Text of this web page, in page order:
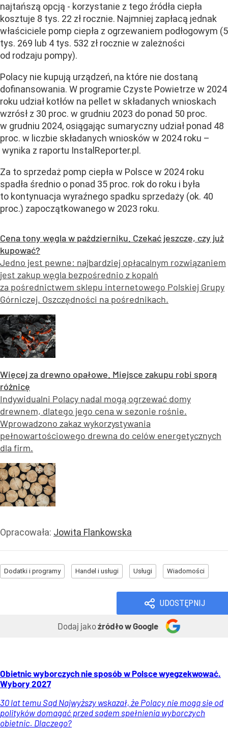
najtańszą opcją - korzystanie z tego źródła ciepła
kosztuje 8 tys. 22 zł rocznie. Najmniej zapłacą jednak
właściciele pomp ciepła z ogrzewaniem podłogowym (5
tys. 269 lub 4 tys. 532 zł rocznie w zależności
od rodzaju pompy).
Polacy nie kupują urządzeń, na które nie dostaną
dofinansowania. W programie Czyste Powietrze w 2024
roku udział kotłów na pellet w składanych wnioskach
wzrósł z 30 proc. w grudniu 2023 do ponad 50 proc.
w grudniu 2024, osiągając sumaryczny udział ponad 48
proc. w liczbie składanych wniosków w 2024 roku –
wynika z raportu InstalReporter.pl.
Za to sprzedaż pomp ciepła w Polsce w 2024 roku
spadła średnio o ponad 35 proc. rok do roku i była
to kontynuacja wyraźnego spadku sprzedaży (ok. 40
proc.) zapoczątkowanego w 2023 roku.
Cena tony węgla w październiku. Czekać jeszcze, czy już
kupować?
Jedno jest pewne: najbardziej opłacalnym rozwiązaniem
jest zakup węgla bezpośrednio z kopalń
za pośrednictwem sklepu internetowego Polskiej Grupy
Górniczej. Oszczędności na pośrednikach.
Więcej za drewno opałowe. Miejsce zakupu robi sporą
różnicę
Indywidualni Polacy nadal mogą ogrzewać domy
drewnem, dlatego jego cena w sezonie rośnie.
Wprowadzono zakaz wykorzystywania
pełnowartościowego drewna do celów energetycznych
dla firm.
Opracowała: Jowita Flankowska
Dodatki i programy Handel i usługi Usługi Wiadomości
UDOSTĘPNIJ
Dodaj jakoźródło w Google
Obietnic wyborczych nie sposób w Polsce wyegzekwować.
Wybory 2027
30 lat temu Sąd Najwyższy wskazał, że Polacy nie mogą się od
polityków domagać przed sądem spełnienia wyborczych
obietnic. Dlaczego?